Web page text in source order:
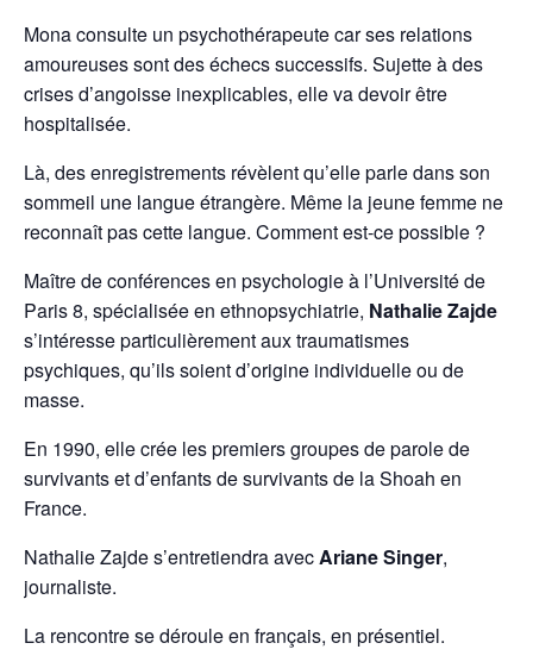
Mona consulte un psychothérapeute car ses relations
amoureuses sont des échecs successifs. Sujette à des
crises d’angoisse inexplicables, elle va devoir être
hospitalisée.
Là, des enregistrements révèlent qu’elle parle dans son
sommeil une langue étrangère. Même la jeune femme ne
reconnaît pas cette langue. Comment est-ce possible ?
Maître de conférences en psychologie à l’Université de
Paris 8, spécialisée en ethnopsychiatrie, Nathalie Zajde
s’intéresse particulièrement aux traumatismes
psychiques, qu’ils soient d’origine individuelle ou de
masse.
En 1990, elle crée les premiers groupes de parole de
survivants et d’enfants de survivants de la Shoah en
France.
Nathalie Zajde s’entretiendra avec Ariane Singer,
journaliste.
La rencontre se déroule en français, en présentiel.